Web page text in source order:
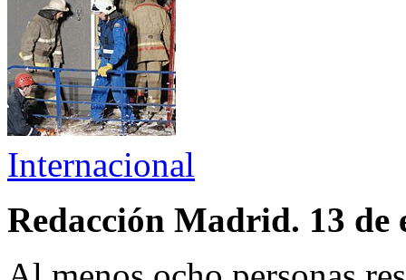
Internacional
Redacción Madrid. 13 de